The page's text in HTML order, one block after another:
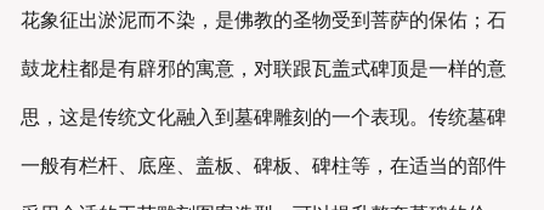
花象征出淤泥而不染，是佛教的圣物受到菩萨的保佑；石
鼓龙柱都是有辟邪的寓意，对联跟瓦盖式碑顶是一样的意
思，这是传统文化融入到墓碑雕刻的一个表现。传统墓碑
一般有栏杆、底座、盖板、碑板、碑柱等，在适当的部件